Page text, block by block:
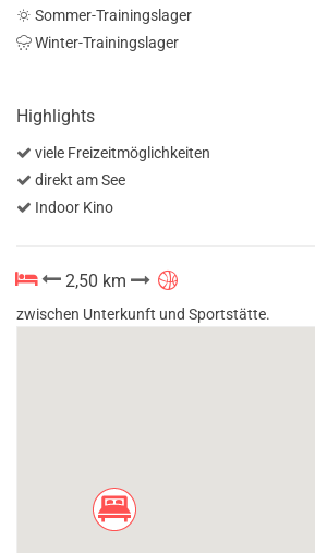
Sommer-Trainingslager
Winter-Trainingslager
Highlights
viele Freizeitmöglichkeiten
direkt am See
Indoor Kino
2,50 km
zwischen Unterkunft und Sportstätte.